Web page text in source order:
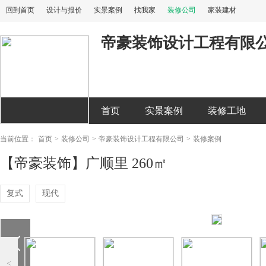
回到首页 设计与报价 实景案例 找我家 装修公司 家装建材
帝豪装饰设计工程有限
首页 实景案例 装修工地
当前位置： 首页 > 装修公司 > 帝豪装饰设计工程有限公司 > 装修案例
【帝豪装饰】广顺里 260㎡
复式 现代
<